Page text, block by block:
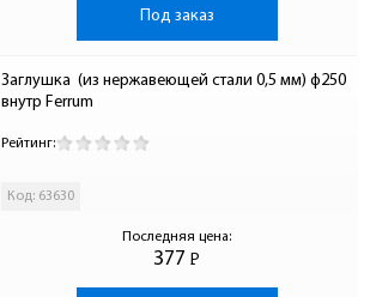
Под заказ
Заглушка  (из нержавеющей стали 0,5 мм) ф250
внутр Ferrum
Рейтинг:
Код: 63630
Последняя цена:
377 Р
-